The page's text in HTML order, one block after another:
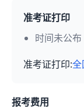
准考证打印
时间未公布
准考证打印:全
报考费用